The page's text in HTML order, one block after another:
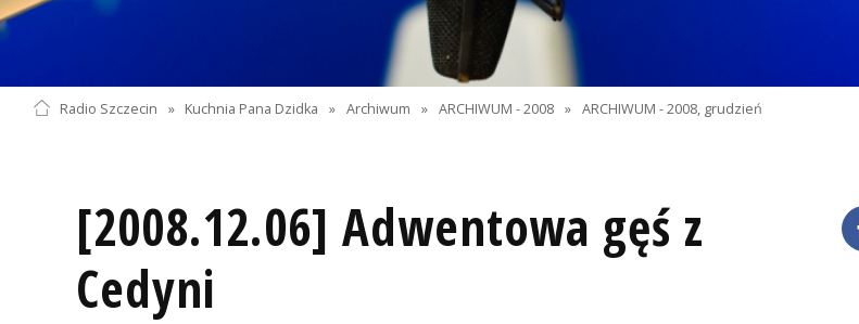
Radio Szczecin » Kuchnia Pana Dzidka » Archiwum » ARCHIWUM - 2008 » ARCHIWUM - 2008, grudzień
[2008.12.06] Adwentowa gęś z
Cedyni